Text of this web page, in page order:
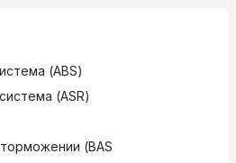
(ABS)
(ASR)
(BAS